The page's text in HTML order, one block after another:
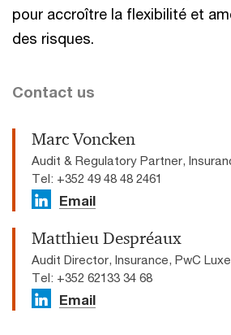
pour accroître la flexibilité et
des risques.
Contact us
Marc Voncken
Audit & Regulatory Partner,
Tel: +352 49 48 48 2461
Email
Matthieu Despréaux
Audit Director, Insurance, PwC
Tel: +352 62133 34 68
Email